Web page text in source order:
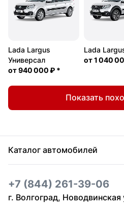
Lada Largus
Универсал
от940 000 ₽ *
Lada
от1 040
Показать
Каталог автомобилей
+7 (844) 261-39-06
г. Волгоград, Новодвинская